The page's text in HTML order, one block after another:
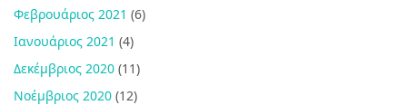
Φεβρουάριος 2021 (6)
Ιανουάριος 2021 (4)
Δεκέμβριος 2020 (11)
Νοέμβριος 2020 (12)